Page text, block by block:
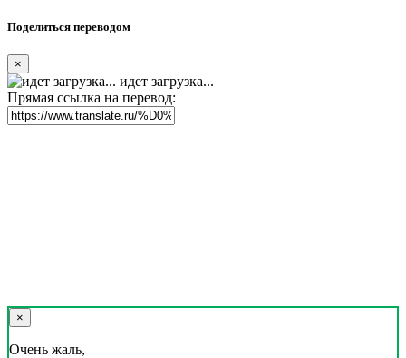
Поделиться переводом
×
идет загрузка...
Прямая ссылка на перевод:
×
Очень жаль,